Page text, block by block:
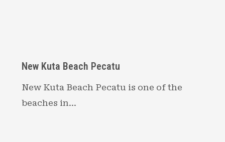
New Kuta Beach Pecatu
New Kuta Beach Pecatu is one of the
beaches in…